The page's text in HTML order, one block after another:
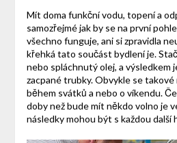
Mít doma funkční vodu, topení a
samozřejmé jak by se na první
všechno funguje, ani si zpravidla
křehká tato součást bydlení je.
nebo spláchnutý olej, a výsledkem
zacpané trubky. Obvykle se
během svátků a nebo o víkendu.
doby než bude mít někdo volno je
následky mohou být s každou další